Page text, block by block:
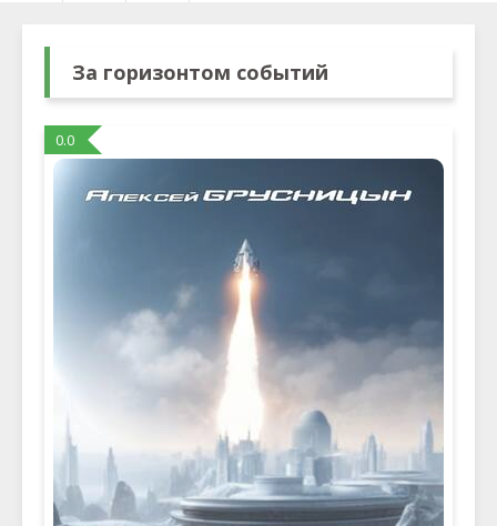
За горизонтом событий
0.0